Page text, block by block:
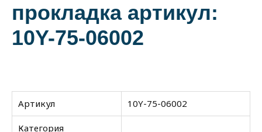
прокладка артикул:
10Y-75-06002
Артикул 10Y-75-06002
Категория